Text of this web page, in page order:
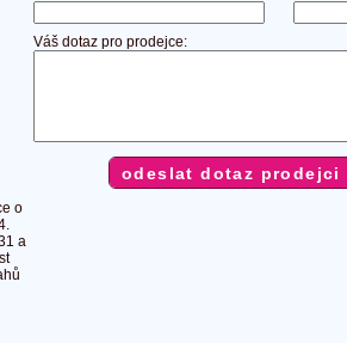
o
a
Váš dotaz pro prodejce: